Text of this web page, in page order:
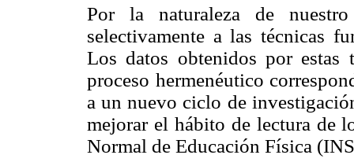
Por la naturaleza de
selectivamente a las técnicas
Los datos obtenidos por estas
proceso hermenéutico
a un nuevo ciclo de
mejorar el hábito de lectura de
Normal de Educación Física